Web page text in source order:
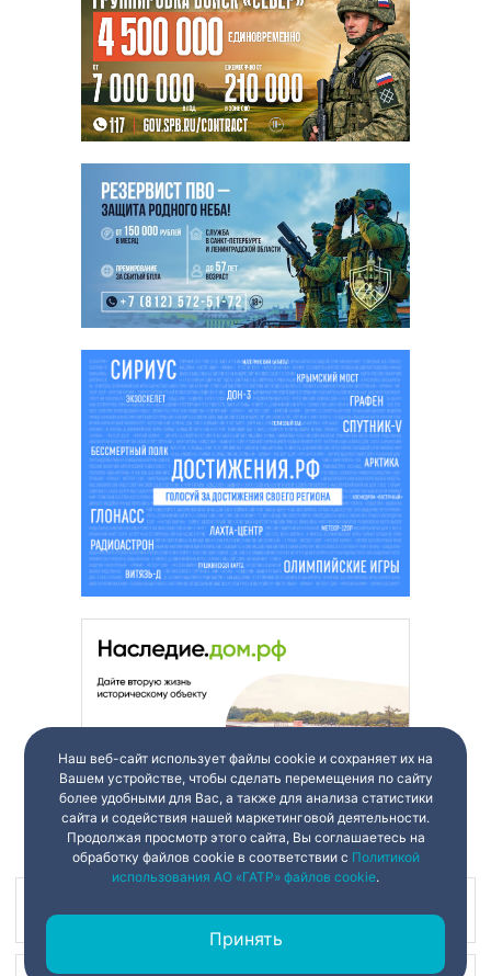
Наш канал в
Наш веб-сайт использует файлы cookie и сохраняет их на
Вашем устройстве, чтобы сделать перемещения по сайту
более удобными для Вас, а также для анализа статистики
сайта и содействия нашей маркетинговой деятельности.
Продолжая просмотр этого сайта, Вы соглашаетесь на
обработку файлов cookie в соответствии с Политикой
использования АО «ГАТР» файлов cookie.
Принять